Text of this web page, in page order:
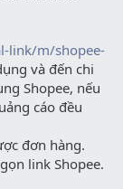
link/m/shopee-
và đến chi
Shopee, nếu
cáo đều
đơn hàng.
link Shopee.